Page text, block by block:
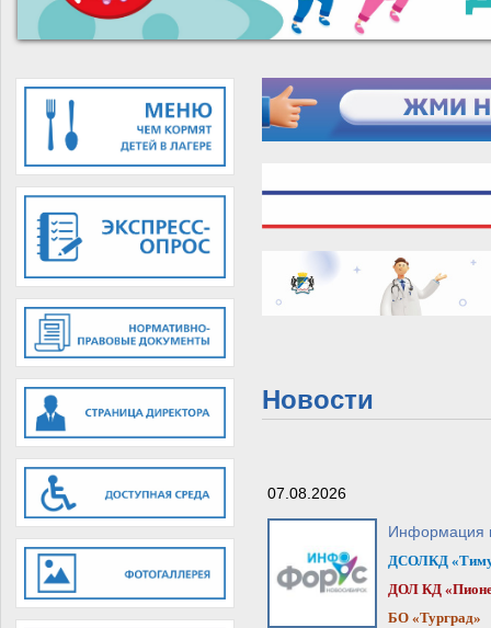
Новости
07.08.2026
Информация
ДСОЛКД
ДОЛ КД
БО «Турград»